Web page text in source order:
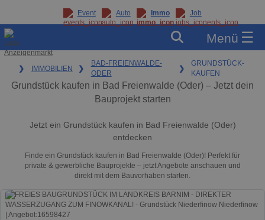
Event Auto Immo Job
Menü ☰
❯ IMMOBILIEN ❯
BAD-FREIENWALDE-
ODER
❯
GRUNDSTÜCK-
KAUFEN
Grundstück kaufen in Bad Freienwalde (Oder) – Jetzt dein
Bauprojekt starten
Jetzt ein Grundstück kaufen in Bad Freienwalde (Oder)
entdecken
Finde ein Grundstück kaufen in Bad Freienwalde (Oder)! Perfekt für
private & gewerbliche Bauprojekte – jetzt Angebote anschauen und
direkt mit dem Bauvorhaben starten.